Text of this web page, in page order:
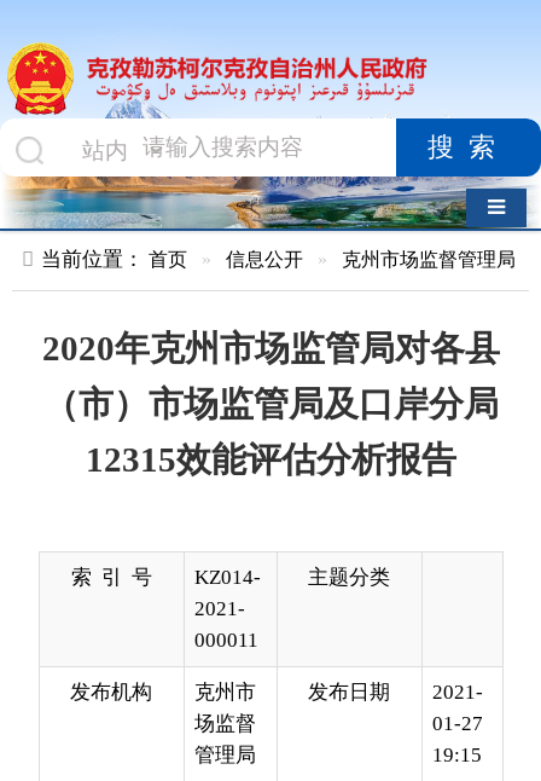
搜索
当前位置： 首页 信息公开 » 克州市场监督管理局 » 结果公示
2020年克州市场监管局对各县
（市）市场监管局及口岸分局
12315效能评估分析报告
KZ014- 主题分类
发布机构
克州市
场监督
管理局
发布日期
2021-
名 称
2020年克州市场监管局对各县
（市）市场监管局及口岸分局
12315效能评估分析报告